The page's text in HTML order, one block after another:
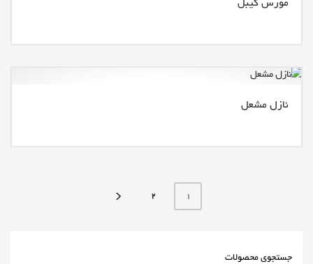
مورس کیبل
نازل مشعل
1
2
جستجوی محصولات